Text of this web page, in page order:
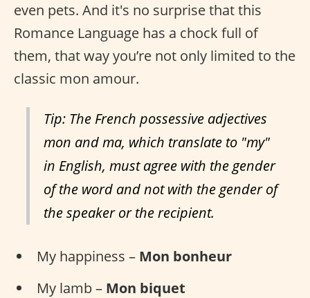
even pets. And it's no surprise that this
Romance Language has a chock full of
them, that way you’re not only limited to the
classic mon amour.
Tip: The French possessive adjectives
mon and ma, which translate to "my"
in English, must agree with the gender
of the word and not with the gender of
the speaker or the recipient.
My happiness – Mon bonheur
My lamb – Mon biquet